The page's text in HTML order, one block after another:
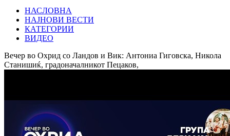
НАСЛОВНА
НАЈНОВИ ВЕСТИ
КАТЕГОРИИ
ВИДЕО
Вечер во Охрид со Ландов и Вик: Антониа Гиговска, Никола
Станишиќ, градоначалникот Пецаков,